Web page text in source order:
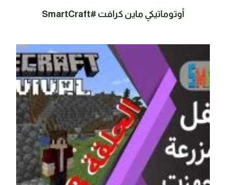
أوتوماتيكي ماين كرافت #SmartCraft